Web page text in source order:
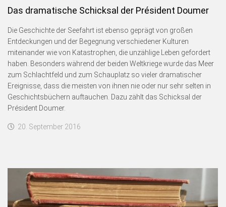
Das dramatische Schicksal der Président Doumer
Die Geschichte der Seefahrt ist ebenso geprägt von großen
Entdeckungen und der Begegnung verschiedener Kulturen
miteinander wie von Katastrophen, die unzählige Leben gefordert
haben. Besonders während der beiden Weltkriege wurde das Meer
zum Schlachtfeld und zum Schauplatz so vieler dramatischer
Ereignisse, dass die meisten von ihnen nie oder nur sehr selten in
Geschichtsbüchern auftauchen. Dazu zählt das Schicksal der
Président Doumer.
20. September 2016